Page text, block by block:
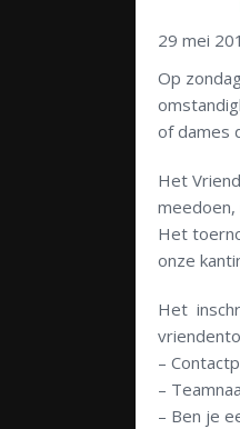
29 mei
Op
of dames
Het
Het
onze
Het
–
–
– Ben je